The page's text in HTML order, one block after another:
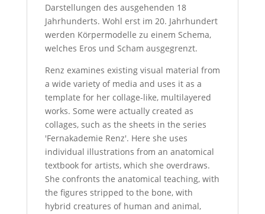
Darstellungen des ausgehenden 18
Jahrhunderts. Wohl erst im 20. Jahrhundert
werden Körpermodelle zu einem Schema,
welches Eros und Scham ausgegrenzt.
Renz examines existing visual material from
a wide variety of media and uses it as a
template for her collage-like, multilayered
works. Some were actually created as
collages, such as the sheets in the series
'Fernakademie Renz'. Here she uses
individual illustrations from an anatomical
textbook for artists, which she overdraws.
She confronts the anatomical teaching, with
the figures stripped to the bone, with
hybrid creatures of human and animal,